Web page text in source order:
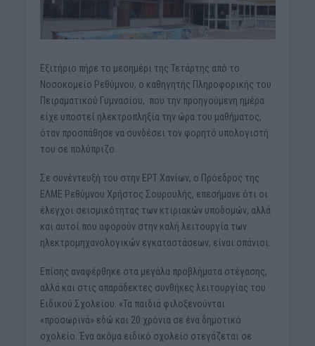
Εξιτήριο πήρε το μεσημέρι της Τετάρτης από το
Νοσοκομείο Ρεθύμνου, ο καθηγητής Πληροφορικής του
Πειραματικού Γυμνασίου, που την προηγούμενη ημέρα
είχε υποστεί ηλεκτροπληξία την ώρα του μαθήματος,
όταν προσπάθησε να συνδέσει τον φορητό υπολογιστή
του σε πολύπριζο.
Σε συνέντευξή του στην ΕΡΤ Χανίων, ο Πρόεδρος της
ΕΛΜΕ Ρεθύμνου Χρήστος Σουρουλής, επεσήμανε ότι οι
έλεγχοι σεισμικότητας των κτιριακών υποδομών, αλλά
και αυτοί που αφορούν στην καλή λειτουργία των
ηλεκτρομηχανολογικών εγκαταστάσεων, είναι σπάνιοι.
Επίσης αναφέρθηκε στα μεγάλα προβλήματα στέγασης,
αλλά και στις απαράδεκτες συνθήκες λειτουργίας του
Ειδικού Σχολείου. «Τα παιδιά φιλοξενούνται
«προσωρινά» εδώ και 20 χρόνια σε ένα δημοτικό
σχολείο. Ένα ακόμα ειδικό σχολείο στεγάζεται σε